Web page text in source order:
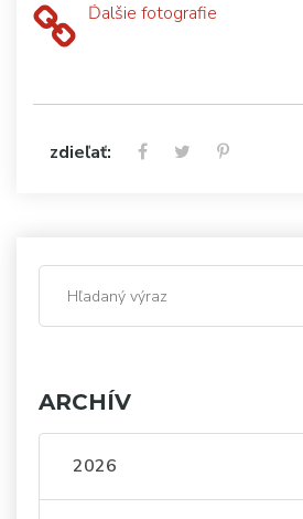
Ďalšie fotografie
zdieľať:
ARCHÍV
2026